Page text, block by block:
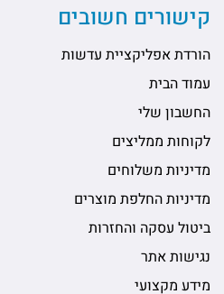
קישורים חשובים
הורדת אפליקציית עדשות
עמוד הבית
החשבון שלי
לקוחות ממליצים
מדיניות משלוחים
מדיניות החלפת מוצרים
ביטול עסקה והחזרות
נגישות אתר
מידע מקצועי